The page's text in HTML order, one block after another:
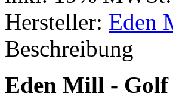
Hersteller: Eden
Beschreibung
Eden Mill - Golf